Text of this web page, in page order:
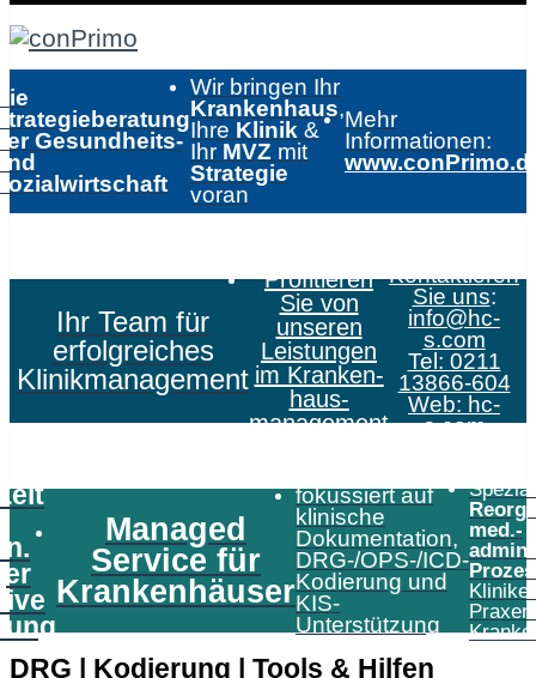
Gesundheits-
Wir bringen Ihr
Krankenhaus,
Ihre Klinik &
Ihr MVZ mit
Strategie
voran
Mehr
Informationen:
Ihr Team für
erfolgreiches
Klinikmanagement
Profitieren
Sie von
unseren
Leistungen
im Kranken­
haus­
management
Kontaktieren
Sie uns:
info@hc-
s.com
Tel: 0211
13866-604
Web: hc-
s.com
Managed
Service für
Krankenhäuser
fokussiert auf
klinische
Dokumentation,
DRG-/OPS-/ICD-
Kodierung und
KIS-
Unterstützung
med.-
DRG | Kodierung | Tools & Hilfen